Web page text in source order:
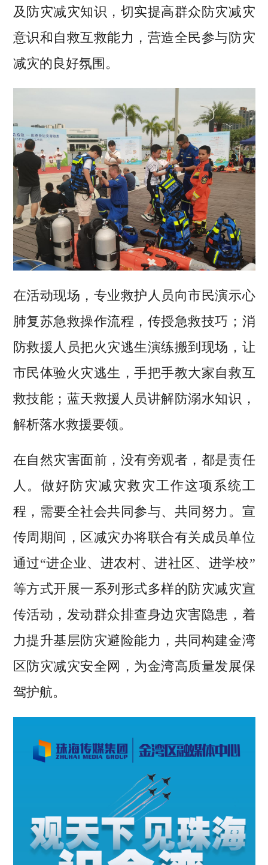
及防灾减灾知识，切实提高群众防灾减灾
意识和自救互救能力，营造全民参与防灾
减灾的良好氛围。
在活动现场，专业救护人员向市民演示心
肺复苏急救操作流程，传授急救技巧；消
防救援人员把火灾逃生演练搬到现场，让
市民体验火灾逃生，手把手教大家自救互
救技能；蓝天救援人员讲解防溺水知识，
解析落水救援要领。
在自然灾害面前，没有旁观者，都是责任
人。做好防灾减灾救灾工作这项系统工
程，需要全社会共同参与、共同努力。宣
传周期间，区减灾办将联合有关成员单位
通过“进企业、进农村、进社区、进学校”
等方式开展一系列形式多样的防灾减灾宣
传活动，发动群众排查身边灾害隐患，着
力提升基层防灾避险能力，共同构建金湾
区防灾减灾安全网，为金湾高质量发展保
驾护航。